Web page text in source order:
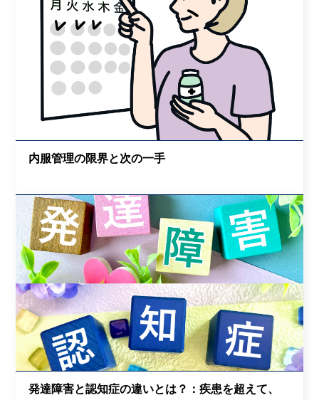
内服管理の限界と次の一手
発達障害と認知症の違いとは？：疾患を超えて、